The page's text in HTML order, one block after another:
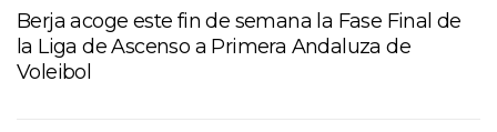
Berja acoge este fin de semana la Fase Final de
la Liga de Ascenso a Primera Andaluza de
Voleibol